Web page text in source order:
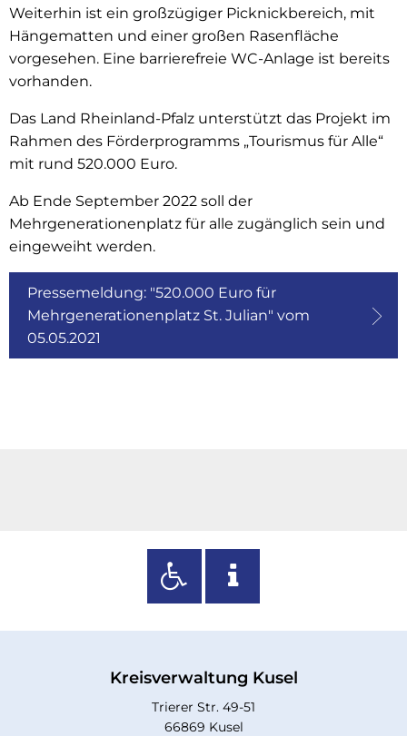
Weiterhin ist ein großzügiger Picknickbereich, mit
Hängematten und einer großen Rasenfläche
vorgesehen. Eine barrierefreie WC-Anlage ist bereits
vorhanden.
Das Land Rheinland-Pfalz unterstützt das Projekt im
Rahmen des Förderprogramms „Tourismus für Alle“
mit rund 520.000 Euro.
Ab Ende September 2022 soll der
Mehrgenerationenplatz für alle zugänglich sein und
eingeweiht werden.
Pressemeldung: "520.000 Euro für
Mehrgenerationenplatz St. Julian" vom
05.05.2021
Kreisverwaltung Kusel
Trierer Str. 49-51
66869 Kusel